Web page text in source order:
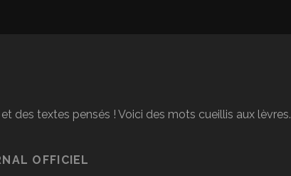
des textes pensés ! Voici des mots cueillis aux lèvres.
OFFICIEL